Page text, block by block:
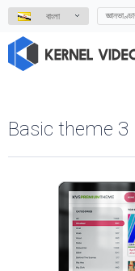
বাংলা
Basic theme 3